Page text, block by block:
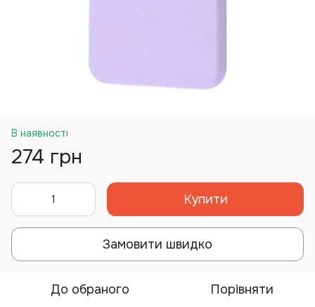
В наявності
274 грн
Купити
Замовити швидко
До обраного Порівняти